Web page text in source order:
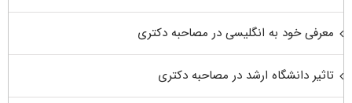
معرفی خود به انگلیسی در مصاحبه دکتری
تاثیر دانشگاه ارشد در مصاحبه دکتری